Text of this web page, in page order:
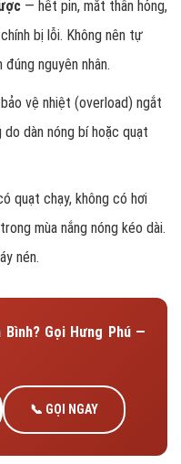
— hết pin, mắt thần hỏng,
bị lỗi. Không nên tự
nguyên nhân.
vệ nhiệt (overload) ngắt
dàn nóng bí hoặc quạt
quạt chạy, không có hơi
mùa nắng nóng kéo dài.
nén.
Gọi Hưng Phú —
📞 GỌI NGAY